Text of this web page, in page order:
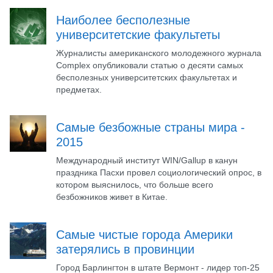
Наиболее бесполезные
университетские факультеты
Журналисты американского молодежного журнала
Complex опубликовали статью о десяти самых
бесполезных университетских факультетах и
предметах.
Самые безбожные страны мира -
2015
Международный институт WIN/Gallup в канун
праздника Пасхи провел социологический опрос, в
котором выяснилось, что больше всего
безбожников живет в Китае.
Самые чистые города Америки
затерялись в провинции
Город Барлингтон в штате Вермонт - лидер топ-25